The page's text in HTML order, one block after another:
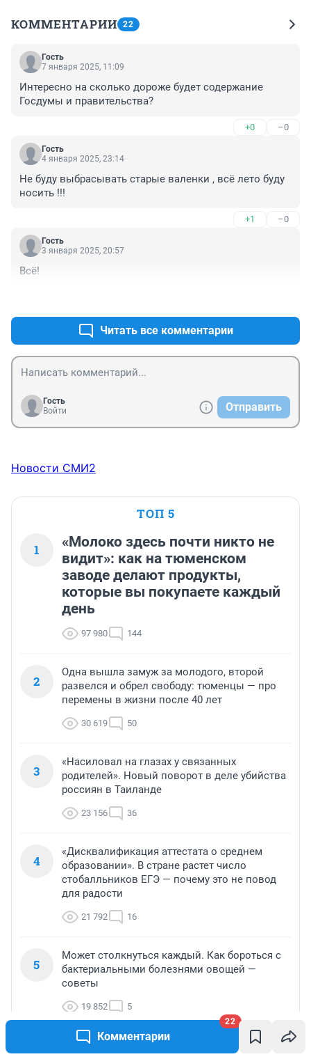
Комментарии
22
КОММЕНТАРИИ 22
Гость
7 января 2025, 11:09
Интересно на сколько дороже будет содержание
Госдумы и правительства?
+0 –0
Гость
4 января 2025, 23:14
Не буду выбрасывать старые валенки , всё лето буду
носить !!!
+1 –0
Гость
3 января 2025, 20:57
Всё!
Читать все комментарии
Гость
Войти
Отправить
Новости СМИ2
ТОП 5
1
«Молоко здесь почти никто не
видит»: как на тюменском
заводе делают продукты,
которые вы покупаете каждый
день
97 980 144
2
Одна вышла замуж за молодого, второй
развелся и обрел свободу: тюменцы — про
перемены в жизни после 40 лет
30 619 50
3
«Насиловал на глазах у связанных
родителей». Новый поворот в деле убийства
россиян в Таиланде
23 156 36
4
«Дисквалификация аттестата о среднем
образовании». В стране растет число
стобалльников ЕГЭ — почему это не повод
для радости
21 792 16
5
Может столкнуться каждый. Как бороться с
бактериальными болезнями овощей —
советы
19 852 5